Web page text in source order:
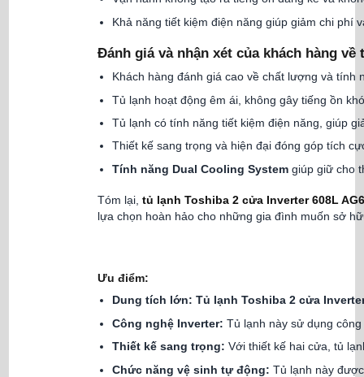
Khả năng tiết kiệm điện năng giúp giảm chi phí
Đánh giá và nhận xét của khách hàng về
Khách hàng đánh giá cao về chất lượng và tính
Tủ lạnh hoạt động êm ái, không gây tiếng ồn
Tủ lạnh có tính năng tiết kiệm điện năng, giúp
Thiết kế sang trọng và hiện đại đóng góp tích
Tính năng Dual Cooling Systemgiúp giữ cho
Tóm lại, tủ lạnh Toshiba 2 cửa Inverter 608L
lựa chọn hoàn hảo cho những gia đình muốn sở
Ưu điểm:
Dung tích lớn: Tủ lạnh Toshiba 2 cửa
Công nghệ Inverter: Tủ lạnh này sử dụng
Thiết kế sang trọng: Với thiết kế hai cửa, tủ
Chức năng vệ sinh tự động: Tủ lạnh này